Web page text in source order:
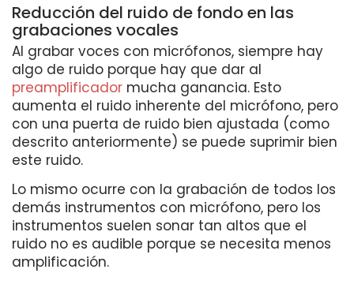
Reducción del ruido de fondo en las
grabaciones vocales
Al grabar voces con micrófonos, siempre hay
algo de ruido porque hay que dar al
preamplificador mucha ganancia. Esto
aumenta el ruido inherente del micrófono, pero
con una puerta de ruido bien ajustada (como
descrito anteriormente) se puede suprimir bien
este ruido.
Lo mismo ocurre con la grabación de todos los
demás instrumentos con micrófono, pero los
instrumentos suelen sonar tan altos que el
ruido no es audible porque se necesita menos
amplificación.